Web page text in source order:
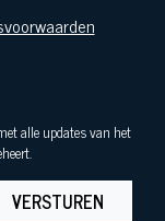
alle updates van het
VERSTUREN